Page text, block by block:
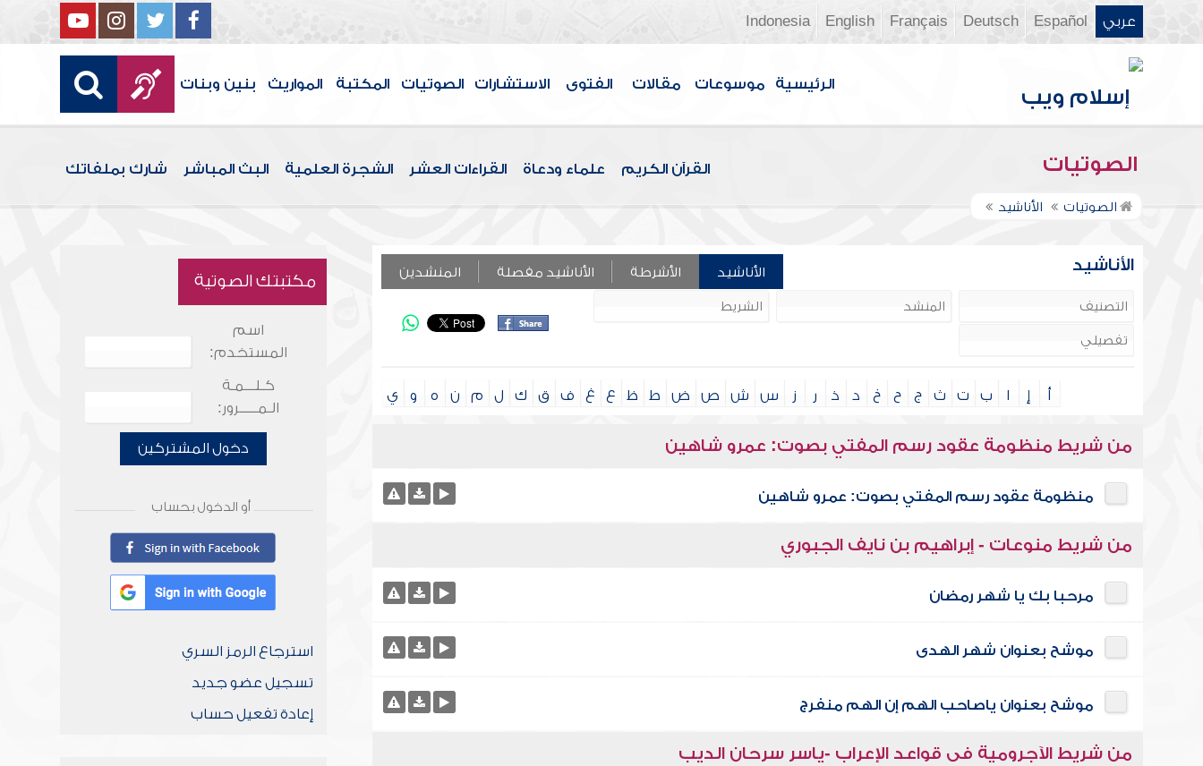
عربي Español
Deutsch
Français
English
Indonesia
الرئيسية موسوعات مقالات الفتوى الاستشارات الصوتيات المكتبة المواريث بنين وبنات
الصوتيات القرآن الكريم علماء ودعاة القراءات العشر الشجرة العلمية البث المباشر شارك بملفاتك
الصوتيات الأناشيد
الأناشيد الأناشيد الأشرطة الأناشيد مفصلة المنشدين
أ إ ا ب ت ث ج ح خ د ذ ر ز س ش ص ض ط ظ ع غ ف ق ك ل م ن ه و ي
من شريط منظومة عقود رسم المفتي بصوت: عمرو شاهين
منظومة عقود رسم المفتي بصوت: عمرو شاهين
من شريط منوعات - إبراهيم بن نايف الجبوري
مرحبا بك يا شهر رمضان
موشح بعنوان شهر الهدى
موشح بعنوان ياصاحب الهم إن الهم منفرج
من شريط الآجرومية فى قواعد الإعراب -ياسر سرحان الديب
مكتبتك الصوتية
اسم
المستخدم:
كـلـــمـة
الـمـــــرور:
دخول المشتركين
أو الدخول بحساب
استرجاع الرمز السري
تسجيل عضو جديد
إعادة تفعيل حساب